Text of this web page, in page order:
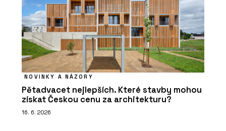
NOVINKY A NÁZORY
Pětadvacet nejlepších. Které stavby mohou
získat Českou cenu za architekturu?
16. 6. 2026